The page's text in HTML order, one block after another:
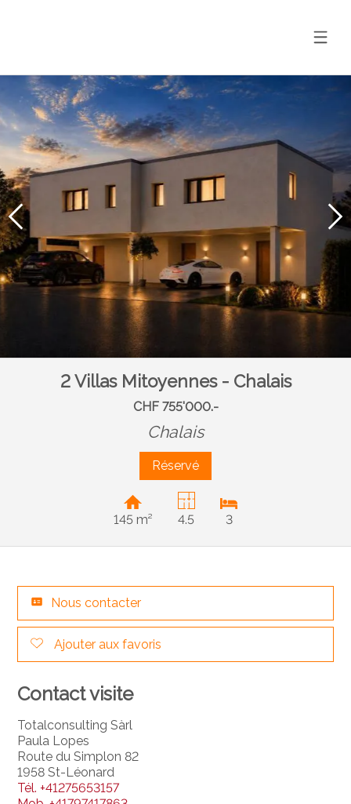
2 Villas Mitoyennes - Chalais
CHF 755'000.-
Chalais
Réservé
145 m² 4.5 3
Nous contacter
Ajouter aux favoris
Contact visite
Totalconsulting Sàrl
Paula Lopes
Route du Simplon 82
1958 St-Léonard
Tél.+41275653157